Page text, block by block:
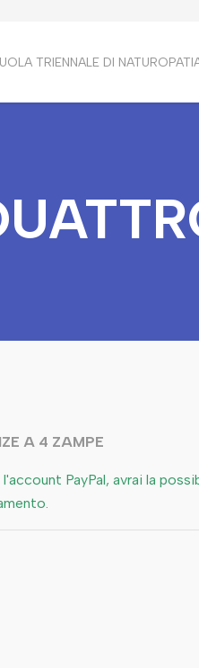
TRIENNALE DI
A 4 ZAMPE
PayPal, avrai la